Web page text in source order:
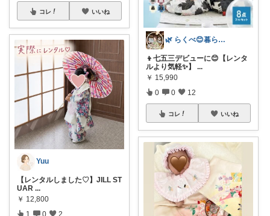
コレ いいね
Yuu
【レンタルしました♡】JILL ST
UAR ...
￥ 12,800
1 0 2
🌿 らくべ😊暮らしの知恵といいもの
👦七五三デビューに😊【レンタ
ルより気軽✨】
...
￥ 15,990
0 0 12
コレ いいね